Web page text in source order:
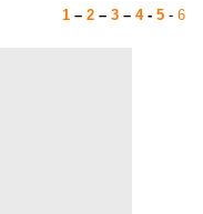
1 – 2 – 3 – 4- 5 - 6